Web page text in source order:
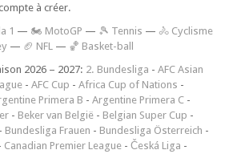
à créer.
1 — 🏍 MotoGP — 🎾 Tennis — 🚴 Cyclisme
— 🏈 NFL — 🏀 Basket-ball
2026 – 2027: 2. Bundesliga - AFC Asian
- AFC Cup - Africa Cup of Nations -
Primera B - Argentine Primera C -
- Beker van België - Belgian Super Cup -
- Bundesliga Frauen - Bundesliga Österreich -
Canadian Premier League - Česká Liga -